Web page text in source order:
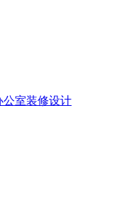
公室装修设计